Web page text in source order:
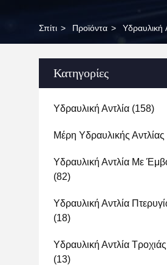
Σπίτι > Προϊόντα > Υδραυλική
Κατηγορίες
Υδραυλική Αντλία (158)
Μέρη Υδραυλικής Αντλίας
Υδραυλική Αντλία Με
(82)
Υδραυλική Αντλία
(18)
Υδραυλική Αντλία Τροχιάς
(13)